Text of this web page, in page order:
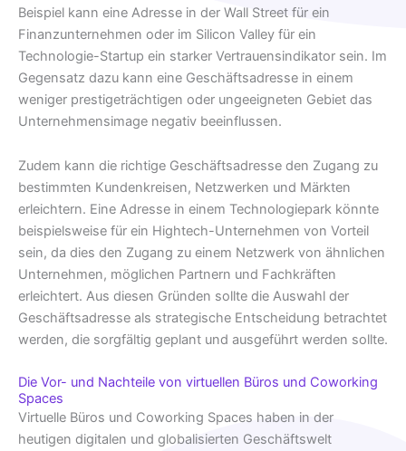
Beispiel kann eine Adresse in der Wall Street für ein
Finanzunternehmen oder im Silicon Valley für ein
Technologie-Startup ein starker Vertrauensindikator sein. Im
Gegensatz dazu kann eine Geschäftsadresse in einem
weniger prestigeträchtigen oder ungeeigneten Gebiet das
Unternehmensimage negativ beeinflussen.
Zudem kann die richtige Geschäftsadresse den Zugang zu
bestimmten Kundenkreisen, Netzwerken und Märkten
erleichtern. Eine Adresse in einem Technologiepark könnte
beispielsweise für ein Hightech-Unternehmen von Vorteil
sein, da dies den Zugang zu einem Netzwerk von ähnlichen
Unternehmen, möglichen Partnern und Fachkräften
erleichtert. Aus diesen Gründen sollte die Auswahl der
Geschäftsadresse als strategische Entscheidung betrachtet
werden, die sorgfältig geplant und ausgeführt werden sollte.
Die Vor- und Nachteile von virtuellen Büros und Coworking
Spaces
Virtuelle Büros und Coworking Spaces haben in der
heutigen digitalen und globalisierten Geschäftswelt